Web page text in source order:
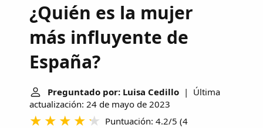
¿Quién es la mujer
más influyente de
España?
Preguntado por: Luisa Cedillo | Última
actualización: 24 de mayo de 2023
Puntuación: 4.2/5 (4